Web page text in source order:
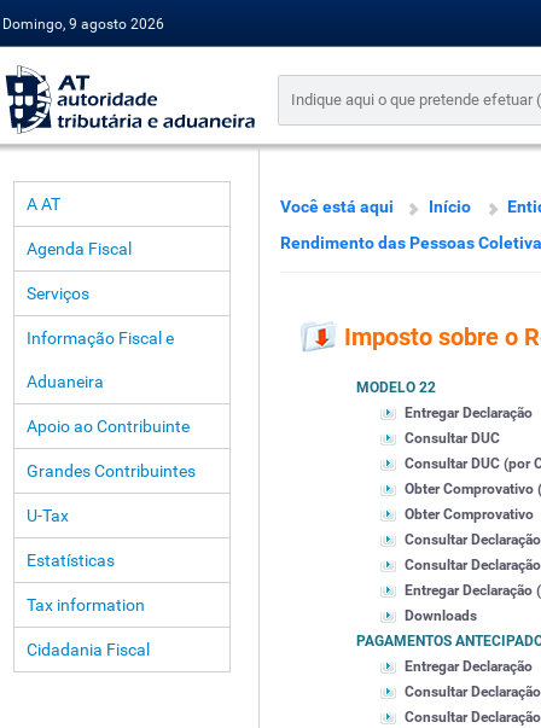
Domingo, 9 agosto 2026
A AT
Agenda Fiscal
Serviços
Informação Fiscal e
Aduaneira
Apoio ao Contribuinte
Grandes Contribuintes
U-Tax
Estatísticas
Tax information
Cidadania Fiscal
Você está aqui Início
Rendimento das Pessoas
Imposto sobre o
MODELO 22
Entregar Declaração
Consultar DUC
Consultar DUC (por
Obter Comprovativo
Obter Comprovativo
Consultar
Consultar Declaração
Entregar
Downloads
PAGAMENTOS
Entregar Declaração
Consultar Declaração
Consultar